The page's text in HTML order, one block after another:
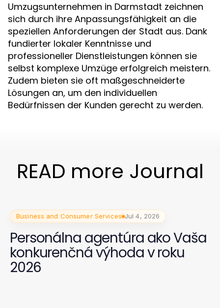
Umzugsunternehmen in Darmstadt zeichnen
sich durch ihre Anpassungsfähigkeit an die
speziellen Anforderungen der Stadt aus. Dank
fundierter lokaler Kenntnisse und
professioneller Dienstleistungen können sie
selbst komplexe Umzüge erfolgreich meistern.
Zudem bieten sie oft maßgeschneiderte
Lösungen an, um den individuellen
Bedürfnissen der Kunden gerecht zu werden.
READ more Journal
Business and Consumer Services Jul 4, 2026
Personálna agentúra ako Vaša
konkurenčná výhoda v roku
2026